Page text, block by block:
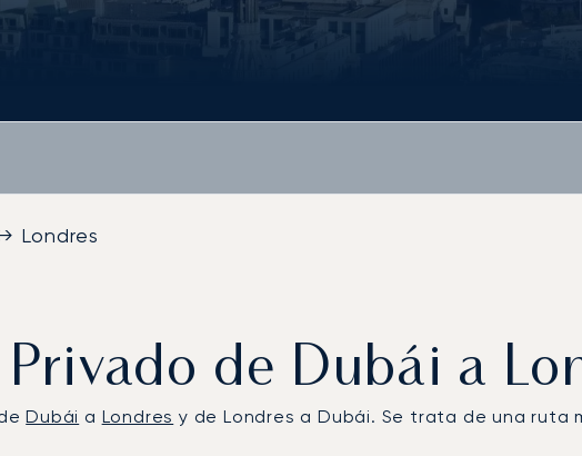
Londres
de Dubái a
Dubái a Londres y de Londres a Dubái. Se trata de una ruta